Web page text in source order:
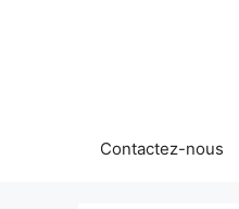
Contactez-nous